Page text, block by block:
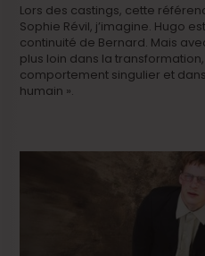
Lors des castings, cette
Sophie Révil, j’imagine. Hugo
continuité de Bernard. Mais
plus loin dans la
comportement singulier et
humain ».